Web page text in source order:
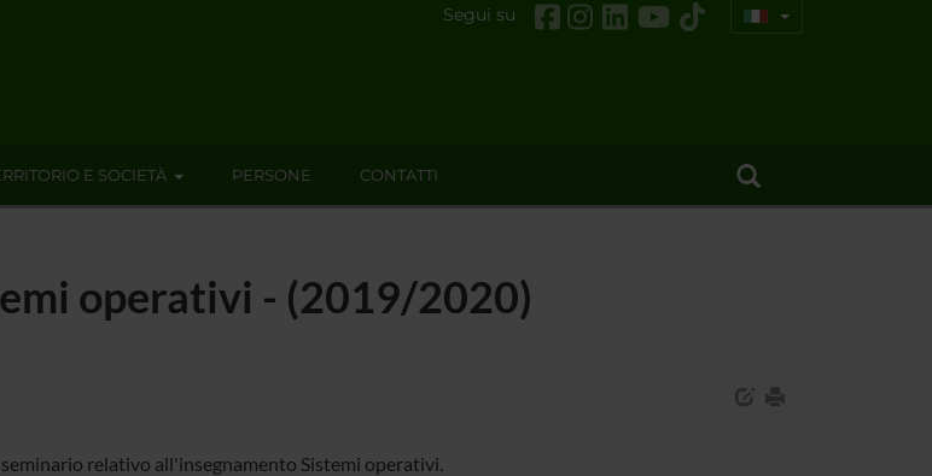
Segui su
E SOCIETÀ PERSONE CONTATTI
operativi - (2019/2020)
relativo all'insegnamento Sistemi operativi.